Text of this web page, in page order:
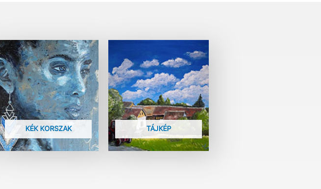
KÉK KORSZAK TÁJKÉP